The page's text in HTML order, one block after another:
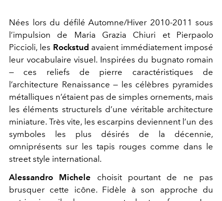
Nées lors du défilé Automne/Hiver 2010-2011 sous
l’impulsion de Maria Grazia Chiuri et Pierpaolo
Piccioli, les Rockstud avaient immédiatement imposé
leur vocabulaire visuel. Inspirées du bugnato romain
— ces reliefs de pierre caractéristiques de
l’architecture Renaissance — les célèbres pyramides
métalliques n’étaient pas de simples ornements, mais
les éléments structurels d’une véritable architecture
miniature. Très vite, les escarpins deviennent l’un des
symboles les plus désirés de la décennie,
omniprésents sur les tapis rouges comme dans le
street style international.
Alessandro Michele choisit pourtant de ne pas
brusquer cette icône. Fidèle à son approche du